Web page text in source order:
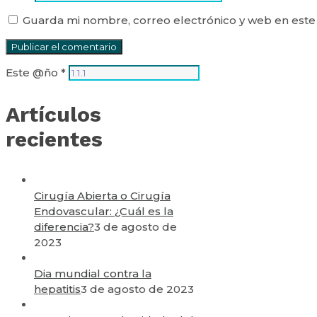
Guarda mi nombre, correo electrónico y web en
Este @ño *
Artículos
recientes
Cirugía Abierta o Cirugía
Endovascular: ¿Cuál es la
diferencia?3 de agosto de
2023
Dia mundial contra la
hepatitis3 de agosto de 2023